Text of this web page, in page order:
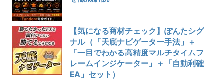
【気になる商材チェック】ぽんたシグ
ナル（「天底ナビゲーター手法」＋
「一目でわかる高精度マルチタイムフ
レームインジケーター」＋「自動利確
EA」セット）